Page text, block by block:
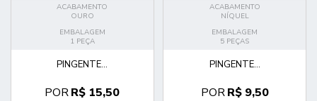
ACABAMENTO
OURO
EMBALAGEM
1 PEÇA
PINGENTE...
PORR$ 15,50
ACABAMENTO
NÍQUEL
EMBALAGEM
5 PEÇAS
PINGENTE...
PORR$ 9,50